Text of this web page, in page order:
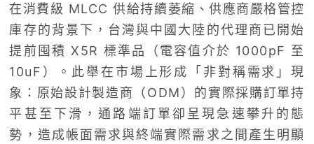
在消費級 MLCC 供給持續萎縮、供應商嚴格管控
庫存的背景下，台灣與中國大陸的代理商已開始
提前囤積 X5R 標準品（電容值介於 1000pF 至
10uF）。此舉在市場上形成「非對稱需求」現
象：原始設計製造商（ODM）的實際採購訂單持
平甚至下滑，通路端訂單卻呈現急速攀升的態
勢，造成帳面需求與終端實際需求之間產生明顯